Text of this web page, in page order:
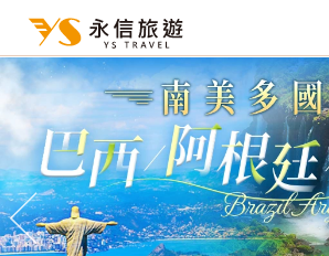
往前